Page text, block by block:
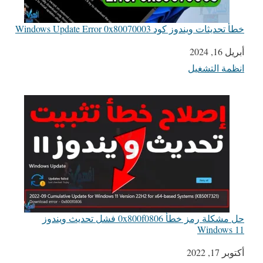
خطأ تحديثات ويندوز كود Windows Update Error 0x80070003
التاريخ
أبريل 16, 2024
في ما يتعلق بما يأتي
انظمة التشغيل
حل مشكلة رمز خطأ 0x800f0806 فشل تحديث ويندوز
Windows 11
التاريخ
أكتوبر 17, 2022